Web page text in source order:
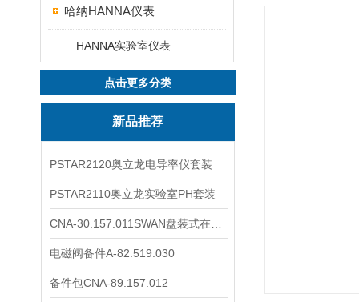
哈纳HANNA仪表
HANNA实验室仪表
点击更多分类
新品推荐
PSTAR2120奥立龙电导率仪套装
PSTAR2110奥立龙实验室PH套装
电磁阀备件A-82.519.030
备件包CNA-89.157.012